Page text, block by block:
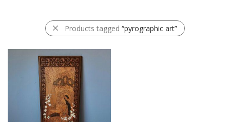
Products tagged “pyrographic art”